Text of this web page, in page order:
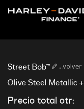
Street Bob™ ...volver
Olive Steel Metallic
Precio total otr: